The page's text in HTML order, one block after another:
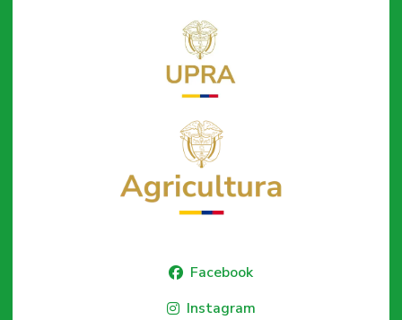
Facebook
Instagram